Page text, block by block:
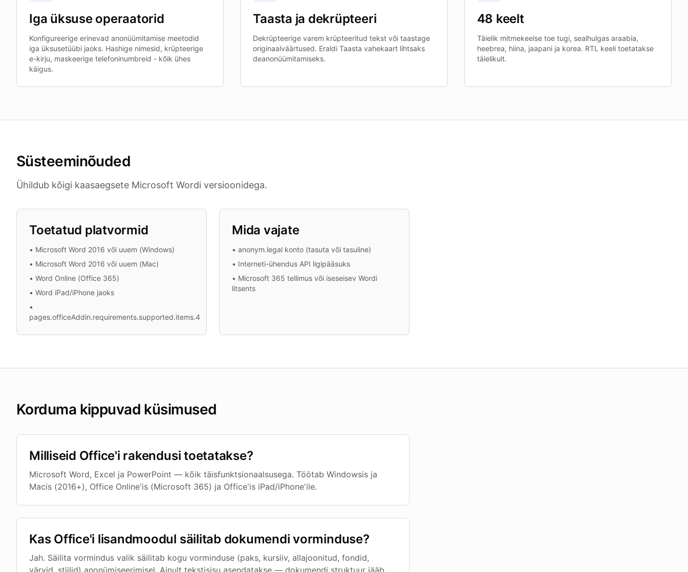
Iga üksuse operaatorid
Konfigureerige erinevad anonüümitamise meetodid
iga üksusetüübi jaoks. Hashige nimesid, krüpteerige
e-kirju, maskeerige telefoninumbreid - kõik ühes
käigus.
Taasta ja dekrüpteeri
Dekrüpteerige varem krüpteeritud tekst või taastage
originaalväärtused. Eraldi Taasta vahekaart lihtsaks
deanonüümitamiseks.
48 keelt
Täielik mitmekeelse toe tugi, sealhulgas araabia,
heebrea, hiina, jaapani ja korea. RTL keeli toetatakse
täielikult.
Süsteeminõuded
Ühildub kõigi kaasaegsete Microsoft Wordi versioonidega.
Toetatud platvormid
• Microsoft Word 2016 või uuem (Windows)
• Microsoft Word 2016 või uuem (Mac)
• Word Online (Office 365)
• Word iPad/iPhone jaoks
•
pages.officeAddin.requirements.supported.items.4
Mida vajate
• anonym.legal konto (tasuta või tasuline)
• Interneti-ühendus API ligipääsuks
• Microsoft 365 tellimus või iseseisev Wordi
litsents
Korduma kippuvad küsimused
Milliseid Office'i rakendusi toetatakse?
Microsoft Word, Excel ja PowerPoint — kõik täisfunktsionaalsusega. Töötab Windowsis ja
Macis (2016+), Office Online'is (Microsoft 365) ja Office'is iPad/iPhone'ile.
Kas Office'i lisandmoodul säilitab dokumendi vorminduse?
Jah. Säilita vormindus valik säilitab kogu vorminduse (paks, kursiiv, allajoonitud, fondid,
värvid, stiilid) anonümiseerimisel. Ainult tekstisisu asendatakse — dokumendi struktuur jääb